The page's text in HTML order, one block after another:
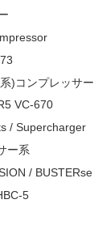
)コンプレッサー
VC-670
/ Supercharger
ー系
/ BUSTERse
5